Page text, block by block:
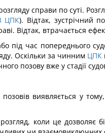
справи по суті.
ЦПК). Відтак, зустрічний
Відтак, втрачається
під час попереднього
Оскільки за чинним ЦПК
позову вже у стадії
позовів виявляється у
коли це дозволяє